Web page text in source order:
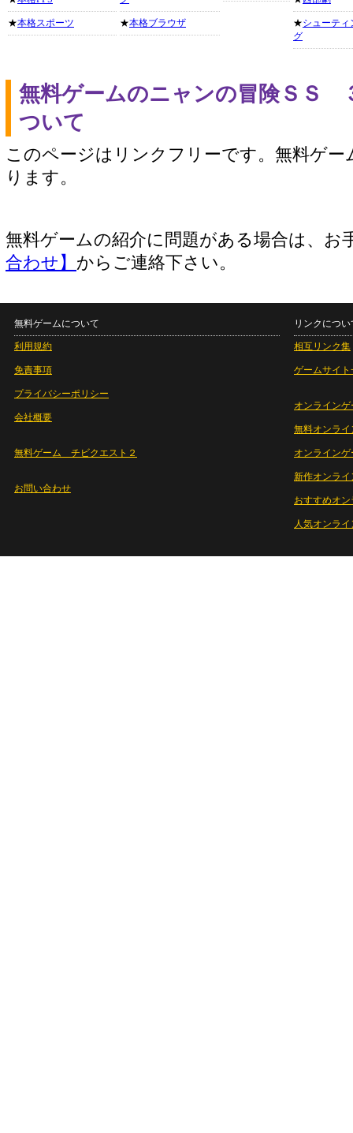
★本格スポーツ ★本格ブラウザ ★シューティ
グ
無料ゲームのニャンの冒険ＳＳ
ついて
このページはリンクフリーです。無料ゲー
ります。
無料ゲームの紹介に問題がある場合は、お
合わせ】 からご連絡下さい。
無料ゲームについて
利用規約
免責事項
プライバシーポリシー
会社概要
無料ゲーム チビクエスト２
お問い合わせ
リンクについ
相互リンク集
ゲームサイト
オンラインゲ
無料オンライ
オンライン
新作オンライ
おすすめオ
人気オンラ